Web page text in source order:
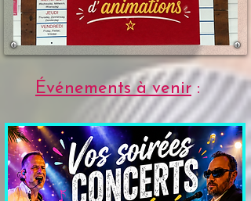
Événements à venir: